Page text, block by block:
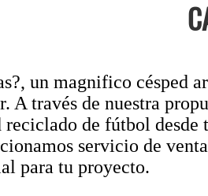
un magnifico césped
A través de nuestra
reciclado de fútbol
servicio de
para tu proyecto.